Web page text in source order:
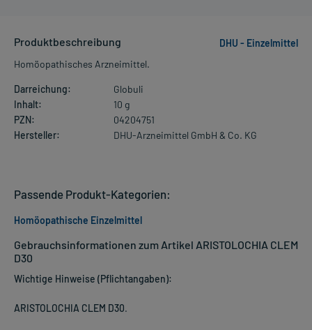
Produktbeschreibung
DHU - Einzelmittel
Homöopathisches Arzneimittel.
Darreichung:
Globuli
Inhalt:
10 g
PZN:
04204751
Hersteller:
DHU-Arzneimittel GmbH & Co. KG
Gebrauchsinformationen zum Artikel ARISTOLOCHIA CLEM
D30
Wichtige Hinweise (Pflichtangaben):
ARISTOLOCHIA CLEM D30.
Passende Produkt-Kategorien:
Homöopathische Einzelmittel